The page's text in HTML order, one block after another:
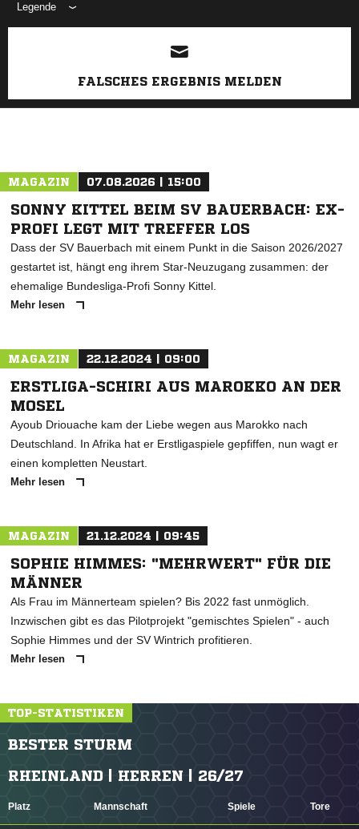
Legende
ANZEIGE
FALSCHES ERGEBNIS MELDEN
MAGAZIN 07.08.2026 | 15:00
SONNY KITTEL BEIM SV BAUERBACH: EX-
PROFI LEGT MIT TREFFER LOS
Dass der SV Bauerbach mit einem Punkt in die Saison 2026/2027
gestartet ist, hängt eng ihrem Star-Neuzugang zusammen: der
ehemalige Bundesliga-Profi Sonny Kittel.
Mehr lesen
MAGAZIN 22.12.2024 | 09:00
ERSTLIGA-SCHIRI AUS MAROKKO AN DER
MOSEL
Ayoub Driouache kam der Liebe wegen aus Marokko nach
Deutschland. In Afrika hat er Erstligaspiele gepfiffen, nun wagt er
einen kompletten Neustart.
Mehr lesen
MAGAZIN 21.12.2024 | 09:45
SOPHIE HIMMES: "MEHRWERT" FÜR DIE
MÄNNER
Als Frau im Männerteam spielen? Bis 2022 fast unmöglich.
Inzwischen gibt es das Pilotprojekt "gemischtes Spielen" - auch
Sophie Himmes und der SV Wintrich profitieren.
Mehr lesen
TOP-STATISTIKEN
BESTER STURM
RHEINLAND | HERREN | 26/27
Platz Mannschaft Spiele Tore